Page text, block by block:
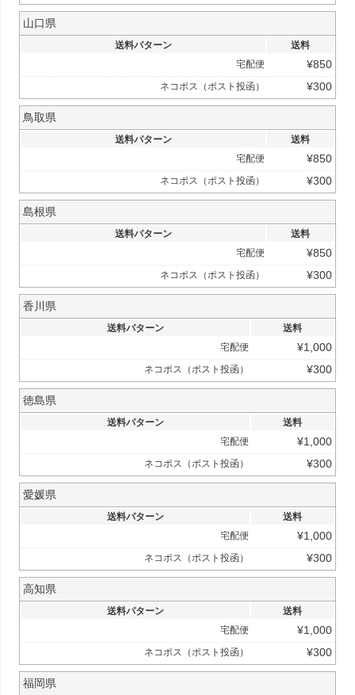
山口県
送料パターン
送料
宅配便
¥850
ネコポス（ポスト投函） ¥300
鳥取県
送料パターン
送料
宅配便
¥850
ネコポス（ポスト投函） ¥300
島根県
送料パターン
送料
宅配便
¥850
ネコポス（ポスト投函） ¥300
香川県
送料パターン
送料
宅配便
¥1,000
ネコポス（ポスト投函） ¥300
徳島県
送料パターン
送料
宅配便
¥1,000
ネコポス（ポスト投函） ¥300
愛媛県
送料パターン
送料
宅配便
¥1,000
ネコポス（ポスト投函） ¥300
高知県
送料パターン
送料
宅配便
¥1,000
ネコポス（ポスト投函） ¥300
福岡県